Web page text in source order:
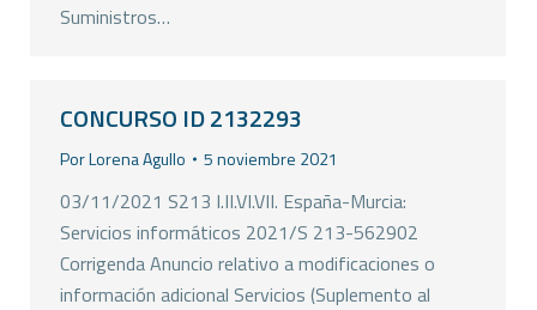
Suministros…
CONCURSO ID 2132293
PorLorena Agullo 5 noviembre 2021
03/11/2021 S213 I.II.VI.VII. España-Murcia:
Servicios informáticos 2021/S 213-562902
Corrigenda Anuncio relativo a modificaciones o
información adicional Servicios (Suplemento al